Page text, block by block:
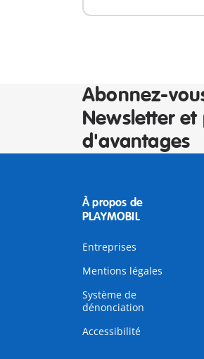
Abonnez-
Newsletter et
d'avantages
À propos de
PLAYMOBIL
Entreprises
Mentions légales
Système de
dénonciation
Accessibilité